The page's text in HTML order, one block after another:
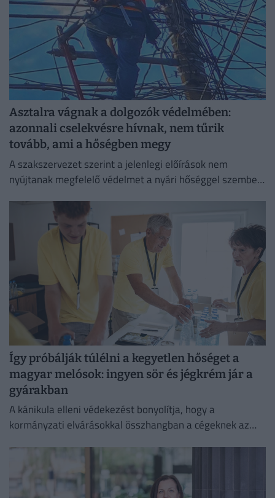
Asztalra vágnak a dolgozók védelmében:
azonnali cselekvésre hívnak, nem tűrik
tovább, ami a hőségben megy
A szakszervezet szerint a jelenlegi előírások nem
nyújtanak megfelelő védelmet a nyári hőséggel szemben,
védelmében.
Így próbálják túlélni a kegyetlen hőséget a
magyar melósok: ingyen sör és jégkrém jár a
gyárakban
A kánikula elleni védekezést bonyolítja, hogy a
kormányzati elvárásokkal összhangban a cégeknek az